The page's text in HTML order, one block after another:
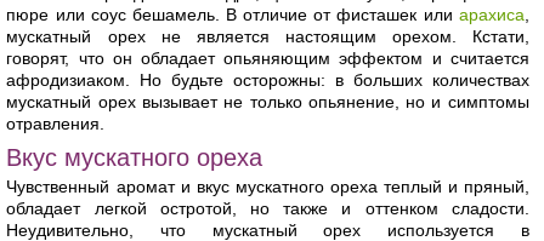
пюре или соус бешамель. В отличие от фисташек или арахиса
мускатный орех не является настоящим орехом. Кстати,
говорят, что он обладает опьяняющим эффектом и считается
афродизиаком. Но будьте осторожны: в больших количествах
мускатный орех вызывает не только опьянение, но и симптомы
отравления.
Вкус мускатного ореха
Чувственный аромат и вкус мускатного ореха теплый и пряный,
обладает легкой остротой, но также и оттенком сладости.
Неудивительно, что мускатный орех используется в